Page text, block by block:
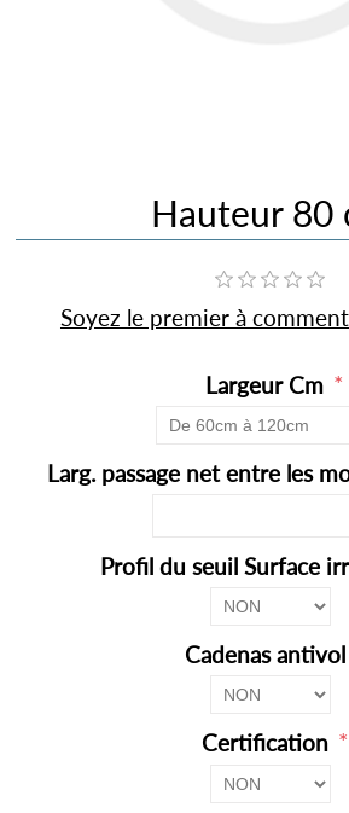
Hauteur 80
Soyez le premier à
Largeur Cm *
Larg. passage net entre les
Profil du seuil Surface
Cadenas antivol
Certification *